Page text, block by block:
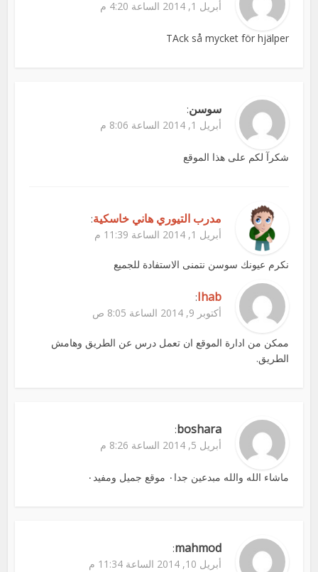
أبريل 1, 2014 الساعة 4:20 م
TAck så mycket för hjälper
سوسن:
أبريل 1, 2014 الساعة 8:06 م
شكرآ لكم على هذا الموقع
مدرب التيوري هاني خاسكية:
أبريل 1, 2014 الساعة 11:39 م
نكرم عيونك سوسن نتمنى الاستفادة للجميع
Ihab
:
أكتوبر 9, 2014 الساعة 8:05 ص
ممكن من ادارة الموقع ان تعمل درس عن الطريق وهامش
الطريق.
boshara
:
أبريل 5, 2014 الساعة 8:26 م
ماشاء الله والله مبدعين جدا٠ موقع جميل ومفيد٠
mahmod
:
أبريل 10, 2014 الساعة 11:34 م